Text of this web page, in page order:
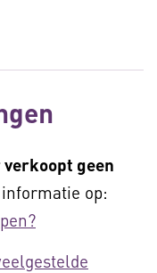
geen
op: